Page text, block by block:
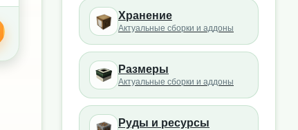
Хранение
Актуальные сборки и аддоны
Размеры
Актуальные сборки и аддоны
Руды и ресурсы